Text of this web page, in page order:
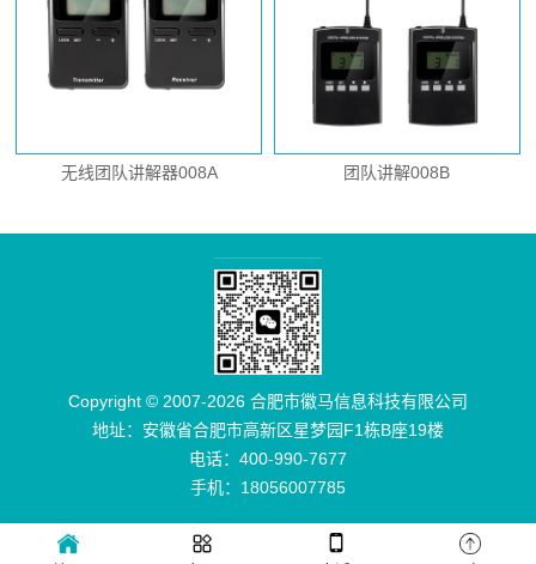
无线团队讲解器008A 团队讲解008B
Copyright © 2007-2026 合肥市徽马信息科技有限公司
地址：安徽省合肥市高新区星梦园F1栋B座19楼
电话：400-990-7677
手机：18056007785